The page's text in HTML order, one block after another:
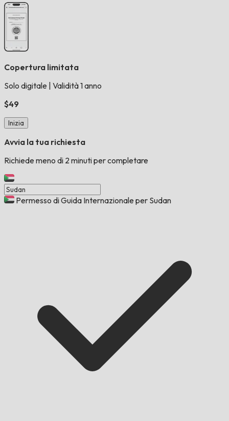
Copertura limitata
Solo digitale Validità 1 anno
$49
Inizia
Avvia la tua richiesta
Richiede meno di 2 minuti per completare
Permesso di Guida Internazionale per Sudan